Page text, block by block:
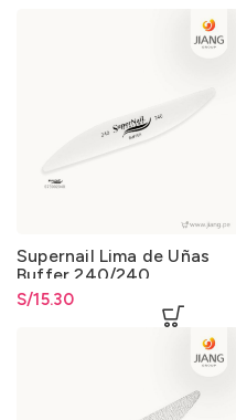
Supernail Lima de Uñas
Buffer 240/240
S/15.30